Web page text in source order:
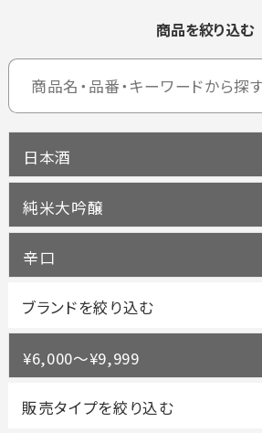
商品を絞り込む
日本酒
純米大吟醸
辛口
ブランドを絞り込む
¥6,000～¥9,999